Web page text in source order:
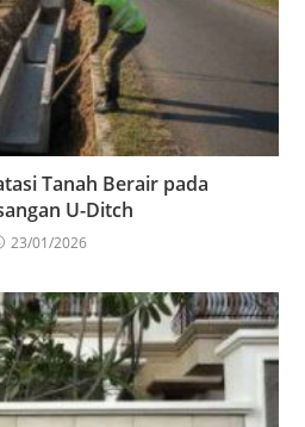
Tanah Berair pada
U-Ditch
23/01/2026